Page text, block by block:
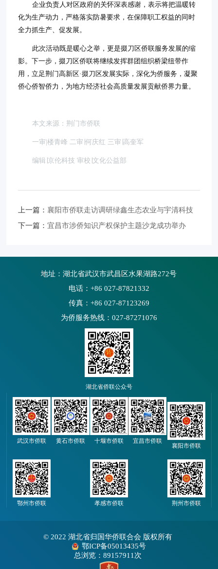
企业负责人对区政府的关怀深表感谢，表示将把温暖转
化为生产动力，严格落实防暑要求，在保障职工权益的同时
全力抓生产、促发展。
此次活动既是暖心之举，更是掇刀区侨联服务发展的缩
影。下一步，掇刀区侨联将继续发挥群团组织桥梁纽带作
用，立足荆门高新区·掇刀区发展实际，深化为侨服务，凝聚
侨心侨智侨力，为地方经济社会高质量发展贡献侨界力量。
本文来源：荆门市侨联
一审|楼青峰 二审∣何庆红 三审∣高奎军
编辑∣京伦科技 审校∣文化公益部
上一篇：襄阳市侨联走访调研绿鑫生态农业与宇清科技
下一篇：宜昌市涉侨知识产权保护主题沙龙成功举办
地址：湖北省武汉市武昌区水果湖路272号
电话：+86 027-87821332
传真：+86 027-87123269
为侨服务热线：027-87271076
湖北省侨联公众号
武汉市侨联 黄石市侨联 十堰市侨联 宜昌市侨联
襄阳市侨联
鄂州市侨联 孝感市侨联 荆州市侨联
© 2022 湖北省归国华侨联合会 版权所有
鄂ICP备05013435号
总浏览：89157911次